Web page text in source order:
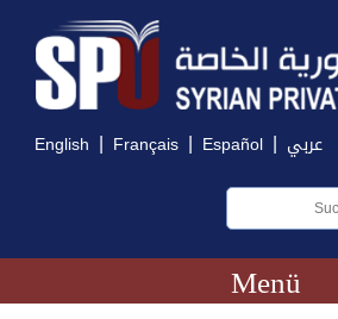
English | Français | Español | عربي
Menü